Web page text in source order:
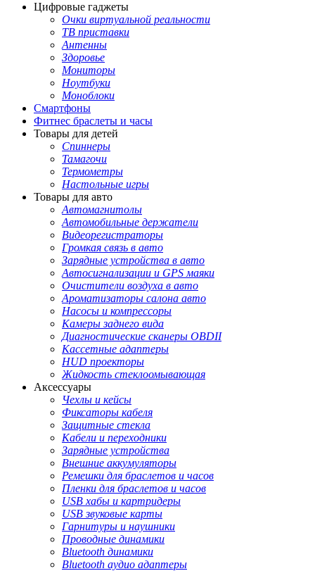
Цифровые гаджеты
Очки виртуальной реальности
ТВ приставки
Антенны
Здоровье
Мониторы
Ноутбуки
Моноблоки
Смартфоны
Фитнес браслеты и часы
Товары для детей
Спиннеры
Тамагочи
Термометры
Настольные игры
Товары для авто
Автомагнитолы
Автомобильные держатели
Видеорегистраторы
Громкая связь в авто
Зарядные устройства в авто
Автосигнализации и GPS маяки
Очистители воздуха в авто
Ароматизаторы салона авто
Насосы и компрессоры
Камеры заднего вида
Диагностические сканеры OBDII
Кассетные адаптеры
HUD проекторы
Жидкость стеклоомывающая
Аксессуары
Чехлы и кейсы
Фиксаторы кабеля
Защитные стекла
Кабели и переходники
Зарядные устройства
Внешние аккумуляторы
Ремешки для браслетов и часов
Пленки для браслетов и часов
USB хабы и картридеры
USB звуковые карты
Гарнитуры и наушники
Проводные динамики
Bluetooth динамики
Bluetooth аудио адаптеры